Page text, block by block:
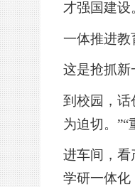
才强国建设
一体推进教
这是抢抓新
到校园，
为迫切。
进车间，
学研一体化